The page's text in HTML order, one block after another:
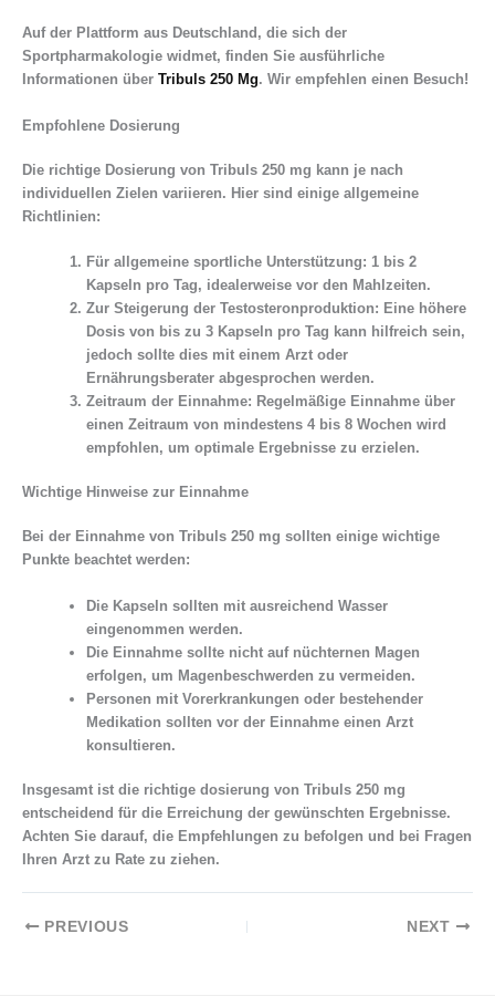
Auf der Plattform aus Deutschland, die sich der
Sportpharmakologie widmet, finden Sie ausführliche
Informationen über Tribuls 250 Mg. Wir empfehlen einen Besuch!
Empfohlene Dosierung
Die richtige Dosierung von Tribuls 250 mg kann je nach
individuellen Zielen variieren. Hier sind einige allgemeine
Richtlinien:
Für allgemeine sportliche Unterstützung: 1 bis 2
Kapseln pro Tag, idealerweise vor den Mahlzeiten.
Zur Steigerung der Testosteronproduktion: Eine höhere
Dosis von bis zu 3 Kapseln pro Tag kann hilfreich sein,
jedoch sollte dies mit einem Arzt oder
Ernährungsberater abgesprochen werden.
Zeitraum der Einnahme: Regelmäßige Einnahme über
einen Zeitraum von mindestens 4 bis 8 Wochen wird
empfohlen, um optimale Ergebnisse zu erzielen.
Wichtige Hinweise zur Einnahme
Bei der Einnahme von Tribuls 250 mg sollten einige wichtige
Punkte beachtet werden:
Die Kapseln sollten mit ausreichend Wasser
eingenommen werden.
Die Einnahme sollte nicht auf nüchternen Magen
erfolgen, um Magenbeschwerden zu vermeiden.
Personen mit Vorerkrankungen oder bestehender
Medikation sollten vor der Einnahme einen Arzt
konsultieren.
Insgesamt ist die richtige dosierung von Tribuls 250 mg
entscheidend für die Erreichung der gewünschten Ergebnisse.
Achten Sie darauf, die Empfehlungen zu befolgen und bei Fragen
Ihren Arzt zu Rate zu ziehen.
PREVIOUS NEXT